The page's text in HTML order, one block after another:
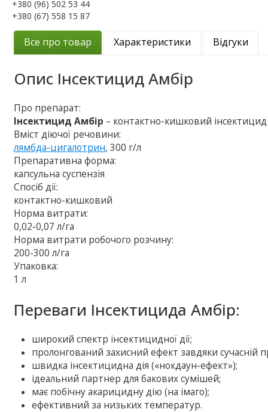
+380 (96) 502 53 44
+380 (67) 558 15 87
Все про товар Характеристики Відгуки
Опис Інсектицид Амбір
Про препарат:
Інсектицид Амбір – контактно-кишковий
Вміст діючої речовини:
лямбда-цигалотрин, 300 г/л
Препаративна форма:
капсульна суспензія
Спосіб дії:
контактно-кишковий
Норма витрати:
0,02-0,07 л/га
Норма витрати робочого розчину:
200-300 л/га
Упаковка:
1 л
Переваги Інсектицида Амбір:
широкий спектр інсектицидної дії;
пролонгований захисний ефект завдяки сучасній
швидка інсектицидна дія («нокдаун-ефект»);
ідеальний партнер для бакових сумішей;
має побічну акарицидну дію (на імаго);
ефективний за низьких температур.